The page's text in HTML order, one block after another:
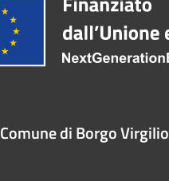
Comune di Borgo Virgilio